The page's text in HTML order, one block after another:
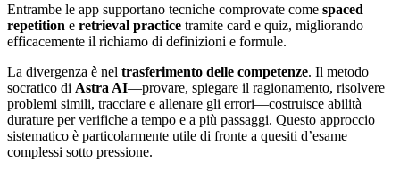
Entrambe le app supportano tecniche comprovate come spaced
repetition e retrieval practice tramite card e quiz, migliorando
efficacemente il richiamo di definizioni e formule.
La divergenza è nel trasferimento delle competenze. Il metodo
socratico di Astra AI—provare, spiegare il ragionamento, risolvere
problemi simili, tracciare e allenare gli errori—costruisce abilità
durature per verifiche a tempo e a più passaggi. Questo approccio
sistematico è particolarmente utile di fronte a quesiti d’esame
complessi sotto pressione.